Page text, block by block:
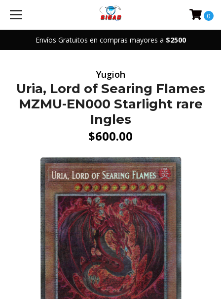
Envíos Gratuitos en compras mayores a $2500
0
Yugioh
Uria, Lord of Searing Flames
MZMU-EN000 Starlight rare
Ingles
$600.00